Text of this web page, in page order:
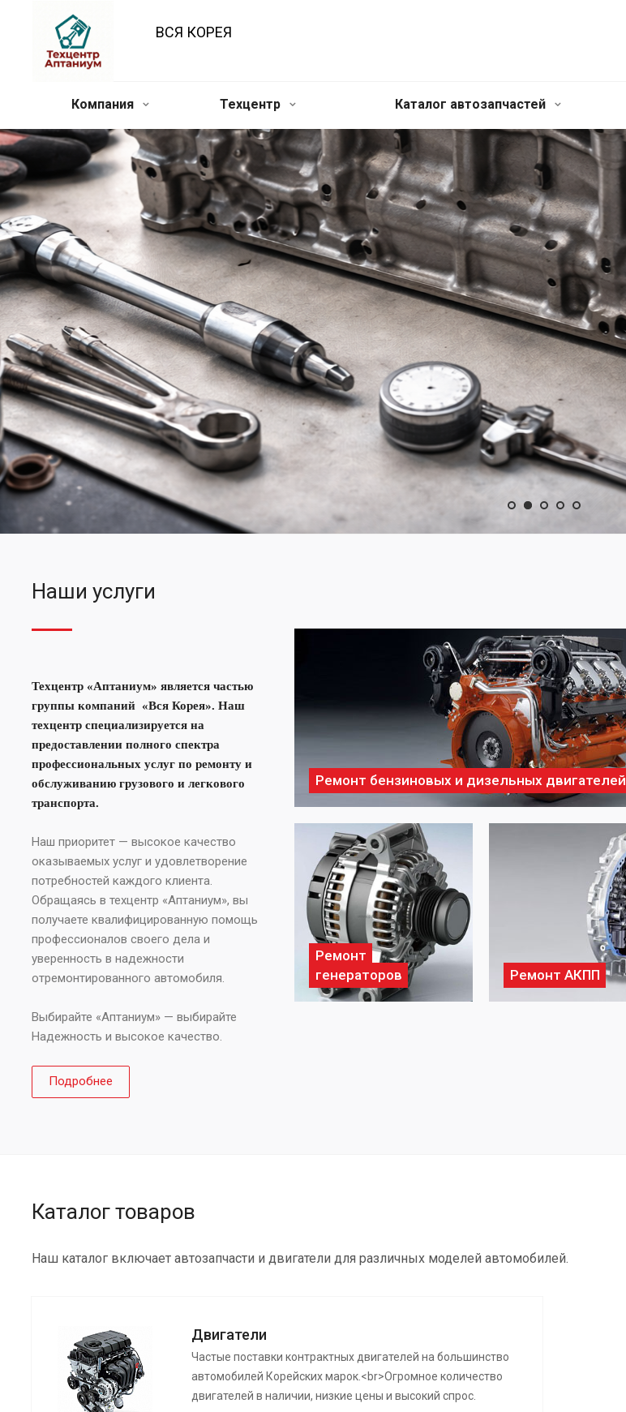
ВСЯ КОРЕЯ
Компания Техцентр Каталог автозапчастей
Ремонт головки блока
цилиндров (ГБЦ)— это
комплекс работ по
восстановлению исправности и
работоспособности одной из
самых важных частей
двигателя внутреннего
сгорания
Наши услуги
Техцентр «Аптаниум» является частью
группы компаний «Вся Корея». Наш
техцентр специализируется на
предоставлении полного спектра
профессиональных услуг по ремонту и
обслуживанию грузового и легкового
транспорта.
Наш приоритет — высокое качество
оказываемых услуг и удовлетворение
потребностей каждого клиента.
Обращаясь в техцентр «Аптаниум», вы
получаете квалифицированную помощь
профессионалов своего дела и
уверенность в надежности
отремонтированного автомобиля.
Выбирайте «Аптаниум» — выбирайте
Надежность и высокое качество.
Подробнее
Ремонт бензиновых и дизельных двигателей
Ремонт
генераторов
Ремонт АКПП
Каталог товаров
Наш каталог включает автозапчасти и двигатели для различных моделей автомобилей.
Двигатели
Частые поставки контрактных двигателей на большинство
автомобилей Корейских марок.<br>Огромное количество
двигателей в наличии, низкие цены и высокий спрос.